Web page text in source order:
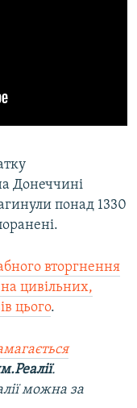
Донеччині
понад 1330
вторгнення
цивільних,
цього.
.
можна за